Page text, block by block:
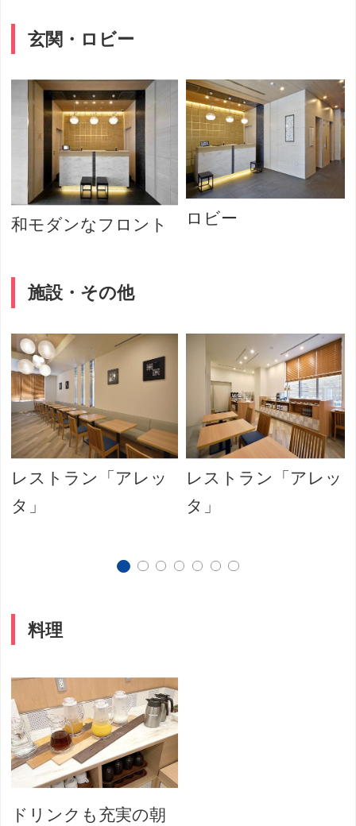
玄関・ロビー
和モダンなフロント ロビー
施設・その他
レストラン「アレッ
タ」
レストラン「アレッ
タ」
料理
ドリンクも充実の朝